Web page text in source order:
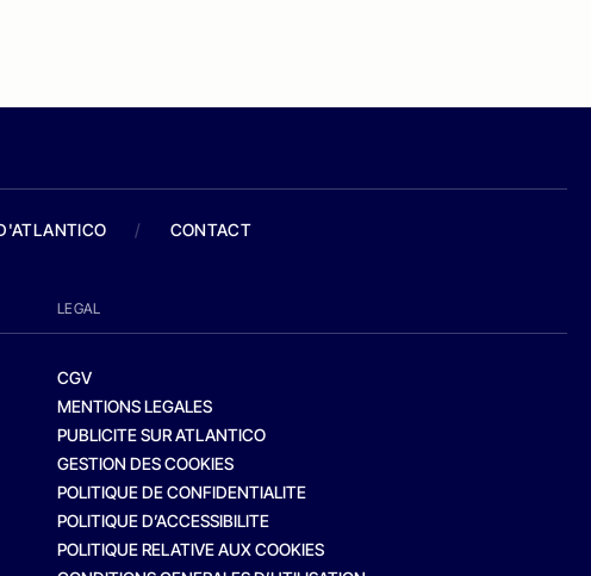
/ CONTACT
LEGAL
CGV
MENTIONS LEGALES
PUBLICITE SUR ATLANTICO
GESTION DES COOKIES
POLITIQUE DE CONFIDENTIALITE
POLITIQUE D’ACCESSIBILITE
POLITIQUE RELATIVE AUX COOKIES